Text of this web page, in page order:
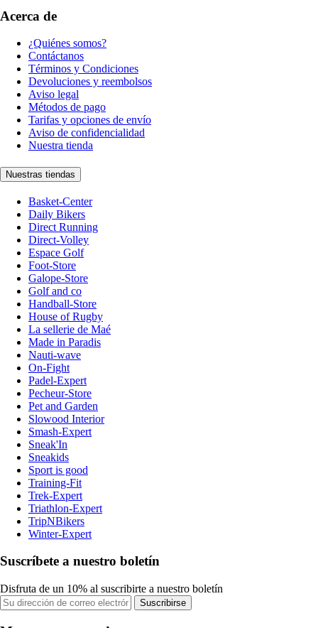
Acerca de
¿Quiénes somos?
Contáctanos
Términos y Condiciones
Devoluciones y reembolsos
Aviso legal
Métodos de pago
Tarifas y opciones de envío
Aviso de confidencialidad
Nuestra tienda
Nuestras tiendas
Basket-Center
Daily Bikers
Direct Running
Direct-Volley
Espace Golf
Foot-Store
Galope-Store
Golf and co
Handball-Store
House of Rugby
La sellerie de Maé
Made in Paradis
Nauti-wave
On-Fight
Padel-Expert
Pecheur-Store
Pet and Garden
Slowood Interior
Smash-Expert
Sneak'In
Sneakids
Sport is good
Training-Fit
Trek-Expert
Triathlon-Expert
TripNBikers
Winter-Expert
Suscríbete a nuestro boletín
Disfruta de un 10% al suscribirte a nuestro boletín
Suscribirse